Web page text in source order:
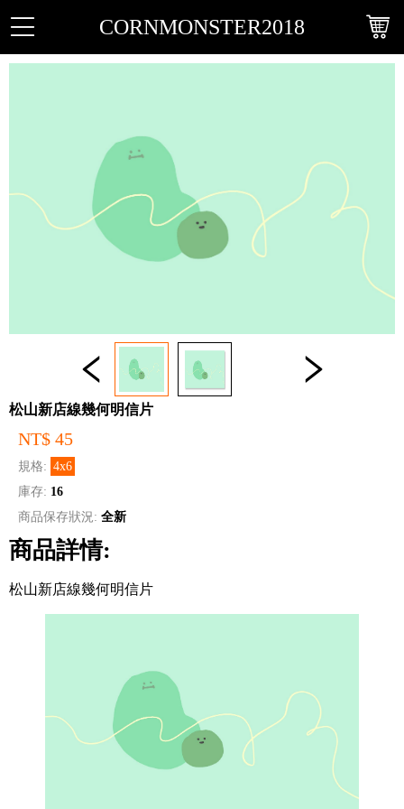
CORNMONSTER2018
松山新店線幾何明信片
NT$ 45
規格: 4x6
庫存: 16
商品保存狀況: 全新
商品詳情:
松山新店線幾何明信片